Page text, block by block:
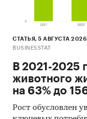
экспортеров
Данные игроков
информация об
поставок:
- Рейтинг
и зарубежных
- Рейтинг
СТАТЬЯ, 5 АВГУСТА 2026
BUSINESSTAT
В 2021-2025
животного
на 63% до
Рост обусловлен